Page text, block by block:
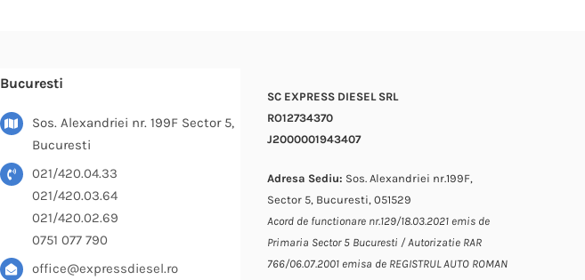
Bucuresti
Sos. Alexandriei nr. 199F Sector 5,
Bucuresti
021/420.04.33
021/420.03.64
021/420.02.69
0751 077 790
office@expressdiesel.ro
SC EXPRESS DIESEL SRL
RO12734370
J2000001943407
Adresa Sediu: Sos. Alexandriei nr.199F,
Sector 5, Bucuresti, 051529
Acord de functionare nr.129/18.03.2021 emis de
Primaria Sector 5 Bucuresti / Autorizatie RAR
766/06.07.2001 emisa de REGISTRUL AUTO ROMAN